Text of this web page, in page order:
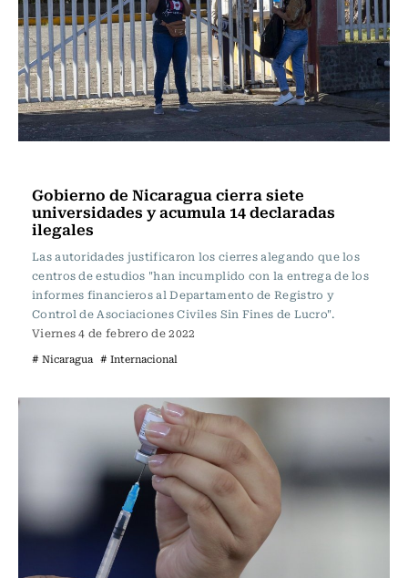
Gobierno de Nicaragua cierra siete
universidades y acumula 14 declaradas
ilegales
Las autoridades justificaron los cierres alegando que los
centros de estudios "han incumplido con la entrega de los
informes financieros al Departamento de Registro y
Control de Asociaciones Civiles Sin Fines de Lucro".
Viernes 4 de febrero de 2022
# Nicaragua # Internacional